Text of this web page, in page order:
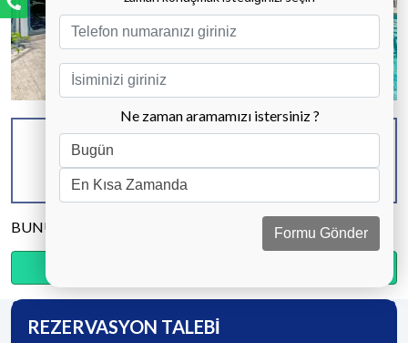
Tüm Fotoğrafları Göster
KAPASİTE
8 KİŞİ
BANYO & WC
4 ADET
YATAK ODASI
BUNU PAYLAŞ
REZERVASYON TALEBİ
Ne zaman aramamızı istersiniz ?
Formu Gönder